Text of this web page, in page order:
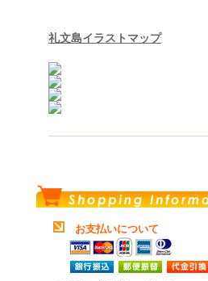
礼文島イラストマップ
お支払いについて